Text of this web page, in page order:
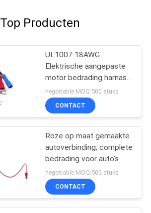
Top Producten
UL1007 18AWG
Elektrische aangepaste
motor bedrading harnas
met spade terminal
negotiable MOQ:500 stuks
CONTACT
Roze op maat gemaakte
autoverbinding, complete
bedrading voor auto's.
negotiable MOQ:500 stuks
CONTACT